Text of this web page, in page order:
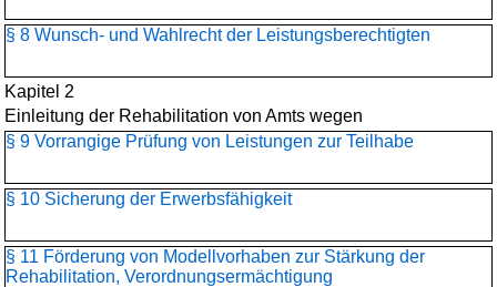
§ 8 Wunsch- und Wahlrecht der Leistungsberechtigten
Kapitel 2
Einleitung der Rehabilitation von Amts wegen
§ 9 Vorrangige Prüfung von Leistungen zur Teilhabe
§ 10 Sicherung der Erwerbsfähigkeit
§ 11 Förderung von Modellvorhaben zur Stärkung der
Rehabilitation, Verordnungsermächtigung